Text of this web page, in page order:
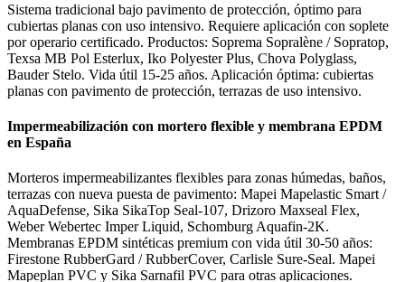
Sistema tradicional bajo pavimento de protección, óptimo para
cubiertas planas con uso intensivo. Requiere aplicación con soplete
por operario certificado. Productos: Soprema Sopralène / Sopratop,
Texsa MB Pol Esterlux, Iko Polyester Plus, Chova Polyglass,
Bauder Stelo. Vida útil 15-25 años. Aplicación óptima: cubiertas
planas con pavimento de protección, terrazas de uso intensivo.
Impermeabilización con mortero flexible y membrana EPDM
en España
Morteros impermeabilizantes flexibles para zonas húmedas, baños,
terrazas con nueva puesta de pavimento: Mapei Mapelastic Smart /
AquaDefense, Sika SikaTop Seal-107, Drizoro Maxseal Flex,
Weber Webertec Imper Liquid, Schomburg Aquafin-2K.
Membranas EPDM sintéticas premium con vida útil 30-50 años:
Firestone RubberGard / RubberCover, Carlisle Sure-Seal. Mapei
Mapeplan PVC y Sika Sarnafil PVC para otras aplicaciones.